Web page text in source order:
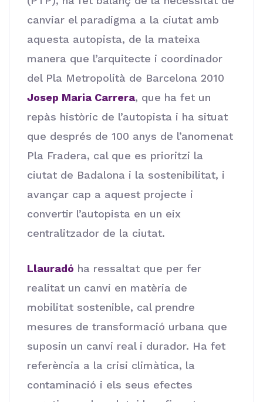
canviar el paradigma a la ciutat amb
aquesta autopista, de la mateixa
manera que l’arquitecte i coordinador
del Pla Metropolità de Barcelona 2010
Josep Maria Carrera, que ha fet un
repàs històric de l’autopista i ha situat
que després de 100 anys de l’anomenat
Pla Fradera, cal que es prioritzi la
ciutat de Badalona i la sostenibilitat, i
avançar cap a aquest projecte i
convertir l’autopista en un eix
centralitzador de la ciutat.
Llauradó ha ressaltat que per fer
realitat un canvi en matèria de
mobilitat sostenible, cal prendre
mesures de transformació urbana que
suposin un canvi real i durador. Ha fet
referència a la crisi climàtica, la
contaminació i els seus efectes